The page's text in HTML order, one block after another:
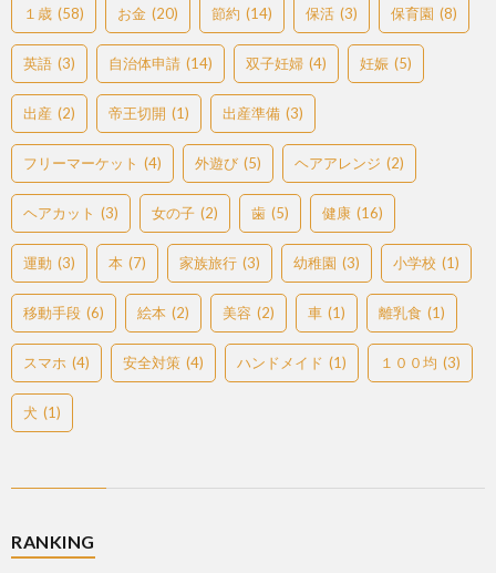
１歳 (58) お金 (20) 節約 (14) 保活 (3) 保育園 (8)
英語 (3) 自治体申請 (14) 双子妊婦 (4) 妊娠 (5)
出産 (2) 帝王切開 (1) 出産準備 (3)
フリーマーケット (4) 外遊び (5) ヘアアレンジ (2)
ヘアカット (3) 女の子 (2) 歯 (5) 健康 (16)
運動 (3) 本 (7) 家族旅行 (3) 幼稚園 (3) 小学校 (1)
移動手段 (6) 絵本 (2) 美容 (2) 車 (1) 離乳食 (1)
スマホ (4) 安全対策 (4) ハンドメイド (1) １００均 (3)
犬 (1)
RANKING